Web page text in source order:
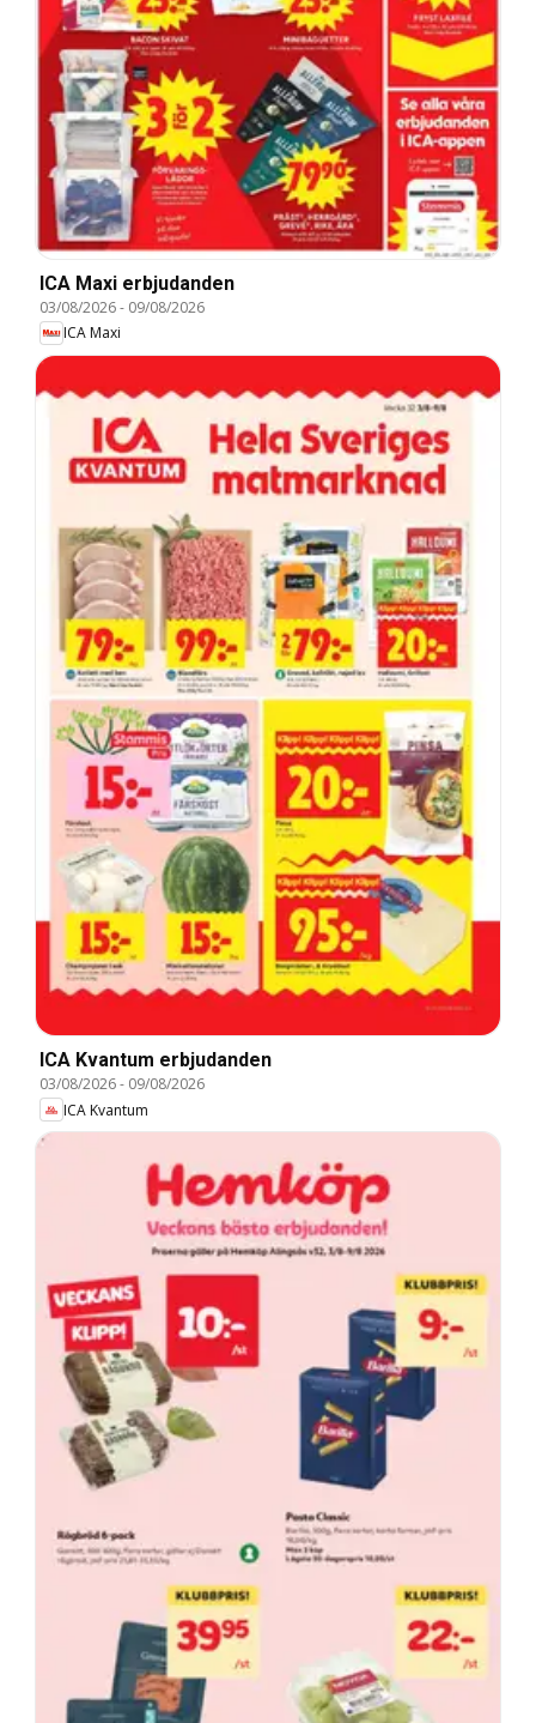
ICA Maxi erbjudanden
03/08/2026- 09/08/2026
ICA Maxi
ICA Kvantum erbjudanden
03/08/2026- 09/08/2026
ICA Kvantum